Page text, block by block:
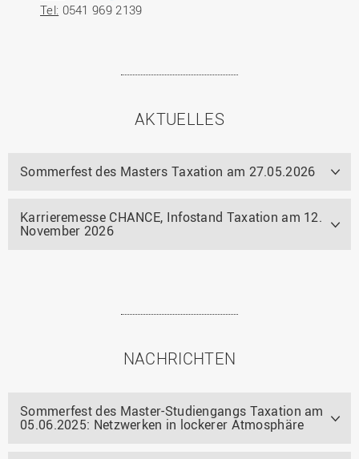
Tel: 0541 969 2139
AKTUELLES
Sommerfest des Masters Taxation am 27.05.2026
Karrieremesse CHANCE, Infostand Taxation am 12.
November 2026
NACHRICHTEN
Sommerfest des Master-Studiengangs Taxation am
05.06.2025: Netzwerken in lockerer Atmosphäre